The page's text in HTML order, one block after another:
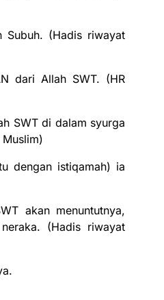
Subuh. (Hadis riwayat
dari Allah SWT. (HR
SWT di dalam syurga
dengan istiqamah) ia
akan menuntutnya,
(Hadis riwayat